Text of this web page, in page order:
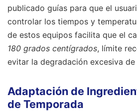
publicado guías para que el
controlar los tiempos y
de estos equipos facilita que el
180 grados centígrados, límite
evitar la degradación excesiva
Adaptación de
de Temporada